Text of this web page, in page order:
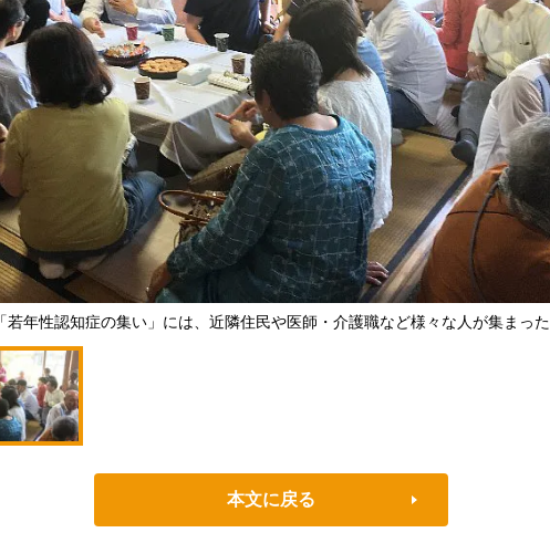
「若年性認知症の集い」には、近隣住民や医師・介護職など様々な人が集まった
本文に戻る